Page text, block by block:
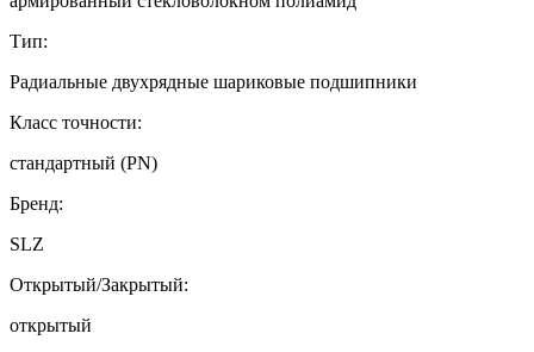
Тип:
Радиальные двухрядные шариковые подшипники
Класс точности:
стандартный (PN)
Бренд:
SLZ
Открытый/Закрытый:
открытый